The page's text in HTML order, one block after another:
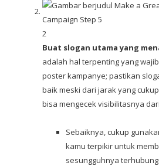
2
Buat slogan utama yang
adalah hal terpenting yang
poster kampanye; pastikan
baik meski dari jarak yang
bisa mengecek visibilitasnya
Sebaiknya, cukup
kamu terpikir untuk
sesungguhnya